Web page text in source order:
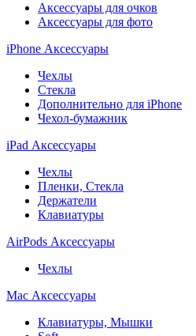
Аксессуары для очков
Аксессуары для фото
iPhone Аксессуары
Чехлы
Стекла
Дополнительно для iPhone
Чехол-бумажник
iPad Аксессуары
Чехлы
Пленки, Стекла
Держатели
Клавиатуры
AirPods Аксессуары
Чехлы
Mac Аксессуары
Клавиатуры, Мышки